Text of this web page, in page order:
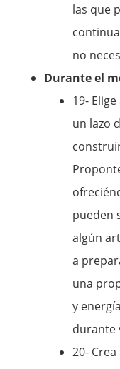
las que
no
Durante el
19-
un lazo
pueden
algún
a
una
y
durante
20-